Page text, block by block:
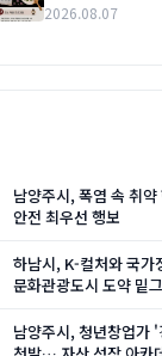
2026.08.07
남양주시, 폭염 속 취
안전 최우선 행보
하남시, K-컬처와 국
문화관광도시 도약 밑
남양주시, 청년창업가